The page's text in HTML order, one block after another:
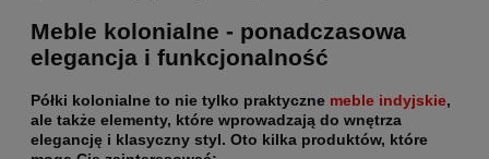
Meble kolonialne - ponadczasowa
elegancja i funkcjonalność
Półki kolonialne to nie tylko praktyczne meble indyjskie,
ale także elementy, które wprowadzają do wnętrza
elegancję i klasyczny styl. Oto kilka produktów, które